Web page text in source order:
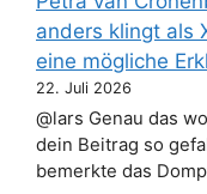
anders klingt als
eine mögliche
22. Juli 2026
@lars Genau das
dein Beitrag so
bemerkte das